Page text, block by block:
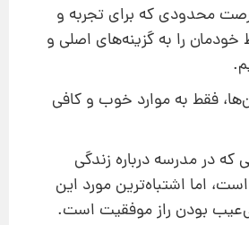
محدودی که برای تجربه و
خودمان را به گزینه‌های اصلی و
فقط به موارد خوب و کافی
که در مدرسه درباره زندگی
اما اشتباه‌ترین مورد این
بودن راز موفقیت است.